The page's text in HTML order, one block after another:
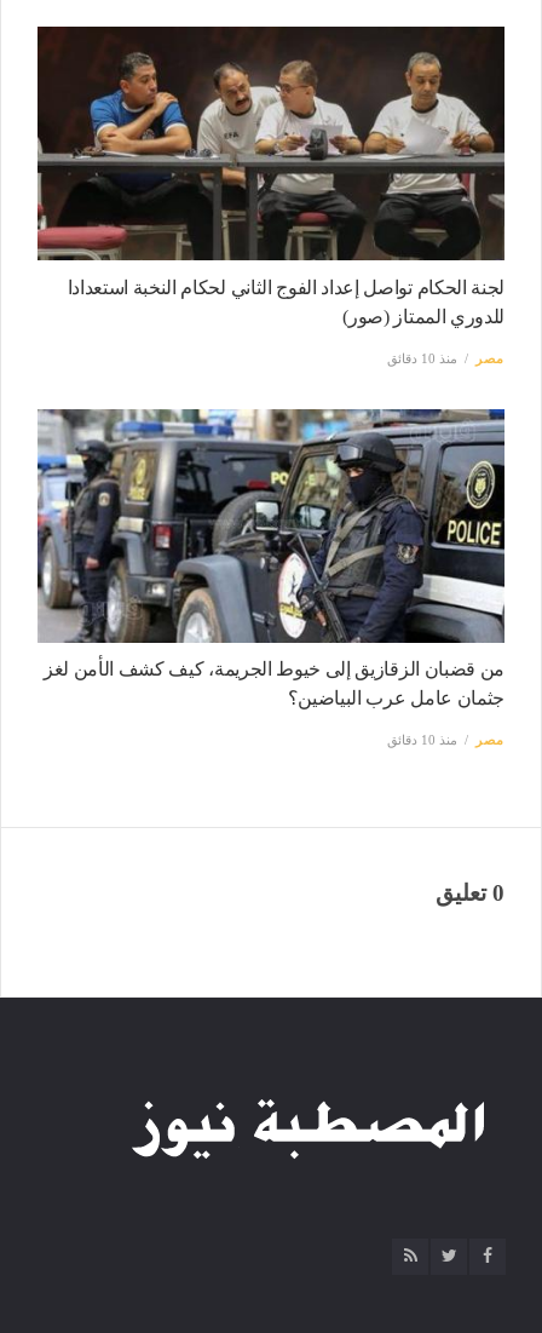
لجنة الحكام تواصل إعداد الفوج الثاني لحكام النخبة استعدادا
للدوري الممتاز (صور)
مصر منذ 10 دقائق
من قضبان الزقازيق إلى خيوط الجريمة، كيف كشف الأمن لغز
جثمان عامل عرب البياضين؟
مصر منذ 10 دقائق
0 تعليق